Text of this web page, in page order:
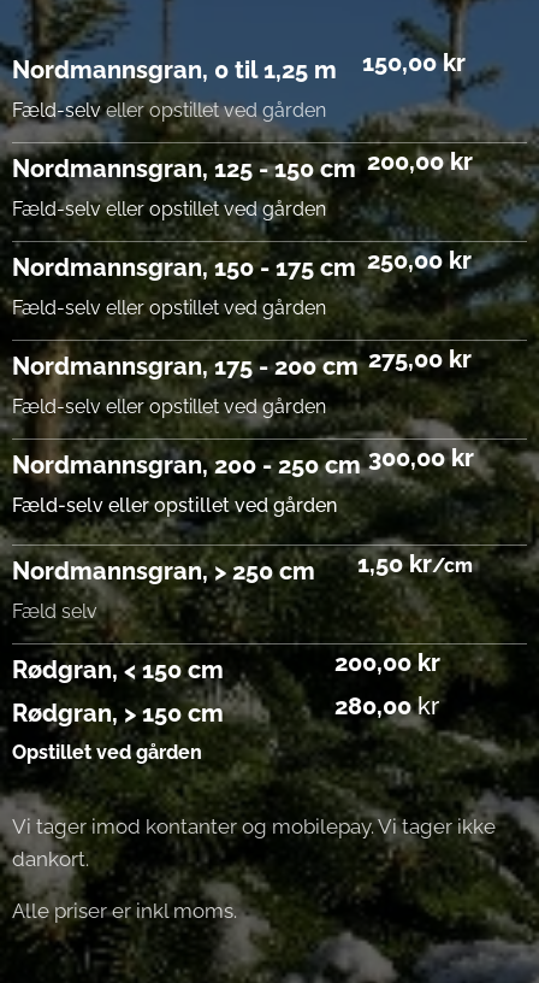
Nordmannsgran, 0 til 1,25 m
Fæld-selveller opstillet ved gården
150,00 kr
Nordmannsgran, 125 - 150 cm
Fæld-selv eller opstillet ved gården
200,00 kr
Nordmannsgran, 150 - 175 cm
Fæld-selv eller opstillet ved gården
250,00 kr
Nordmannsgran, 175 - 200 cm
Fæld-selv eller opstillet ved gården
275,00 kr
Nordmannsgran, 200 - 250 cm
Fæld-selv eller opstillet ved gården
300,00 kr
Nordmannsgran, > 250 cm
Fæld selv
1,50 kr/cm
Rødgran, < 150 cm
Rødgran, > 150 cm
Opstillet ved gården
200,00 kr
280,00kr
Vi tager imod kontanter og mobilepay. Vi tager ikke
dankort.
Alle priser er inkl moms.